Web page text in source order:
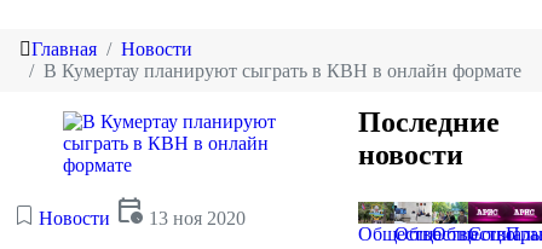
Главная
Новости
В Кумертау планируют сыграть в КВН в онлайн формате
Новости calendar_clock 13 ноя 2020
Последние
новости
Общество
Общество
Общество